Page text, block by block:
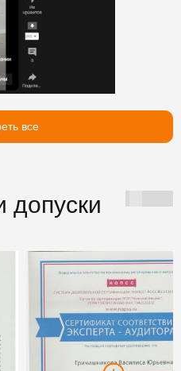
все
допуски